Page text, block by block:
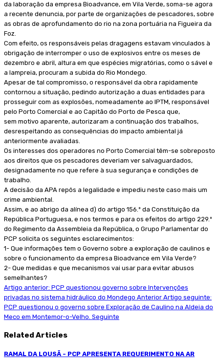
da laboração da empresa Bioadvance, em Vila Verde, soma-se agora
a recente denuncia, por parte de organizações de pescadores, sobre
as obras de aprofundamento do rio na zona portuária na Figueira da
Foz.
Com efeito, os responsáveis pelas dragagens estavam vinculados à
obrigação de interromper o uso de explosivos entre os meses de
dezembro e abril, altura em que espécies migratórias, como o sável e
a lampreia, procuram a subida do Rio Mondego.
Apesar de tal compromisso, o responsável da obra rapidamente
contornou a situação, pedindo autorização a duas entidades para
prosseguir com as explosões, nomeadamente ao IPTM, responsável
pelo Porto Comercial e ao Capitão do Porto de Pesca que,
sem motivo aparente, autorizaram a continuação dos trabalhos,
desrespeitando as consequências do impacto ambiental já
anteriormente avaliadas.
Os interesses dos operadores no Porto Comercial têm-se sobreposto
aos direitos que os pescadores deveriam ver salvaguardados,
designadamente no que refere à sua segurança e condições de
trabalho.
A decisão da APA repôs a legalidade e impediu neste caso mais um
crime ambiental.
Assim, e ao abrigo da alínea d) do artigo 156.º da Constituição da
República Portuguesa, e nos termos e para os efeitos do artigo 229.º
do Regimento da Assembleia da República, o Grupo Parlamentar do
PCP solicita os seguintes esclarecimentos:
1- Que informações tem o Governo sobre a exploração de caulinos e
sobre o funcionamento da empresa Bioadvance em Vila Verde?
2- Que medidas e que mecanismos vai usar para evitar abusos
semelhantes?
Artigo anterior: PCP questionou governo sobre Intervenções
privadas no sistema hidráulico do Mondego Anterior Artigo seguinte:
PCP questionou o governo sobre Exploração de Caulino na Aldeia do
Meco em Montemor-o-Velho. Seguinte
Related Articles
RAMAL DA LOUSÃ - PCP APRESENTA REQUERIMENTO NA AR